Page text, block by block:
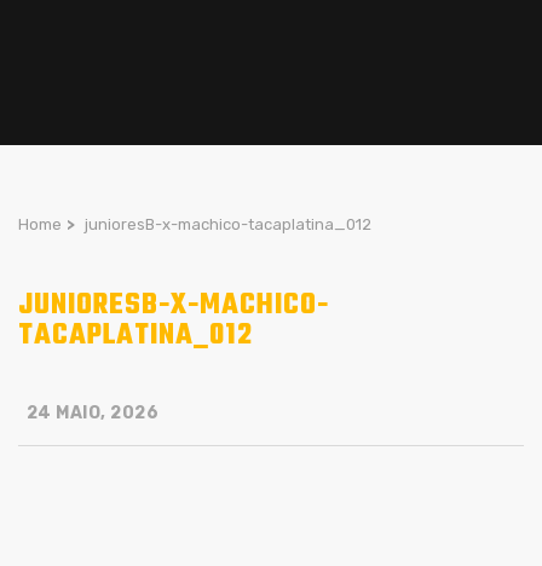
Home > junioresB-x-machico-tacaplatina_012
JUNIORESB-X-MACHICO-
TACAPLATINA_012
24 MAIO, 2026